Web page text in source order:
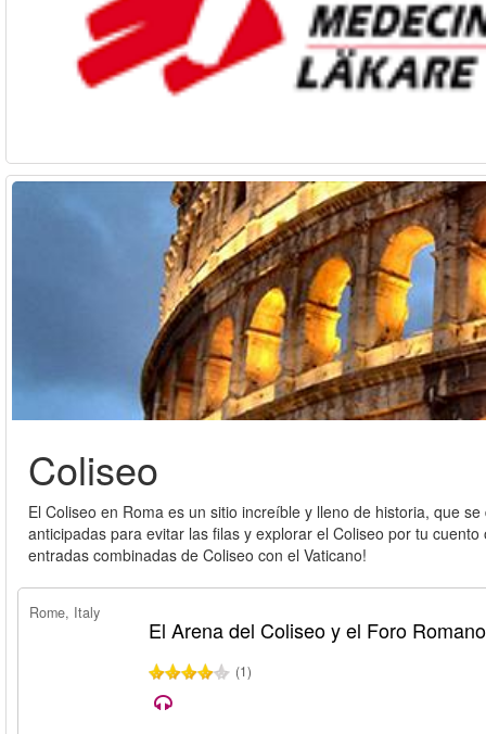
Coliseo
El Coliseo en Roma es un sitio increíble y lleno de historia, que
anticipadas para evitar las filas y explorar el Coliseo por tu
entradas combinadas de Coliseo con el Vaticano!
Rome, Italy
El Arena del Coliseo y el Foro Romano
(1)